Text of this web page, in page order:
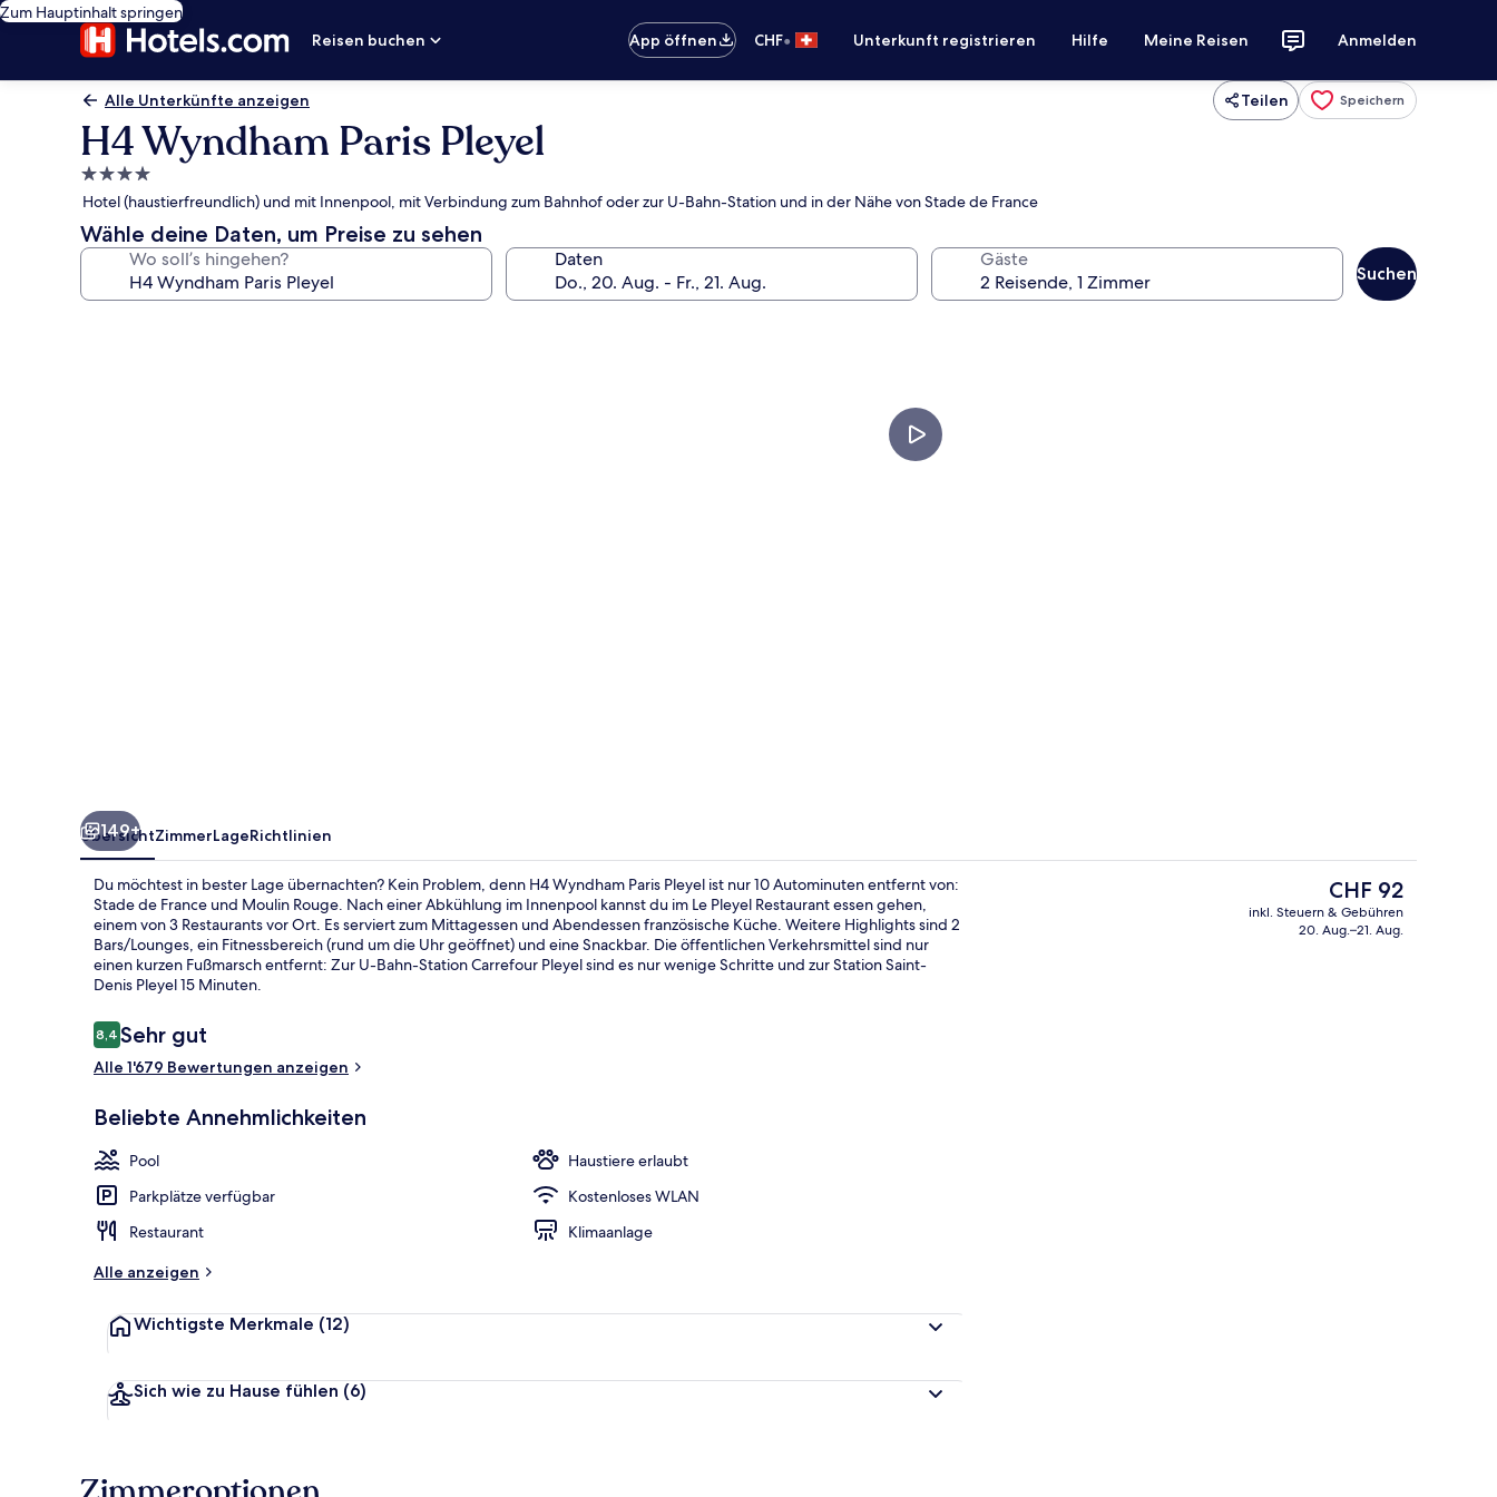
Zum Hauptinhalt springen
Reisen buchen
App öffnen CHF• Unterkunft registrieren Hilfe Meine Reisen Anmelden
Alle Unterkünfte anzeigen Teilen Speichern
H4 Wyndham Paris Pleyel
4.0-
Sterne-
Unterkunft
Hotel (haustierfreundlich) und mit Innenpool, mit Verbindung zum Bahnhof oder zur U-Bahn-Station und in der Nähe von Stade de France
Wähle deine Daten, um Preise zu sehen
Wo soll’s hingehen? Daten Gäste
Suchen
Lobby Aussenbereich
149+
ÜbersichtZimmerLageRichtlinien
Du möchtest in bester Lage übernachten? Kein Problem, denn H4 Wyndham Paris Pleyel ist nur 10 Autominuten entfernt von:
Stade de France und Moulin Rouge. Nach einer Abkühlung im Innenpool kannst du im Le Pleyel Restaurant essen gehen,
einem von 3 Restaurants vor Ort. Es serviert zum Mittagessen und Abendessen französische Küche. Weitere Highlights sind 2
Bars/Lounges, ein Fitnessbereich (rund um die Uhr geöffnet) und eine Snackbar. Die öffentlichen Verkehrsmittel sind nur
einen kurzen Fußmarsch entfernt: Zur U-Bahn-Station Carrefour Pleyel sind es nur wenige Schritte und zur Station Saint-
Denis Pleyel 15 Minuten.
Bewertungen
8,48,4 von 10.
Sehr gut
Alle 1'679 Bewertungen anzeigen
Beliebte Annehmlichkeiten
Pool
Haustiere erlaubt
Parkplätze verfügbar
Kostenloses WLAN
Restaurant
Klimaanlage
Alle anzeigen
Wichtigste Merkmale (12)
Sich wie zu Hause fühlen (6)
Der
aktuelle
Preis
CHF 92
inkl. Steuern & Gebühren
20. Aug.–21. Aug.